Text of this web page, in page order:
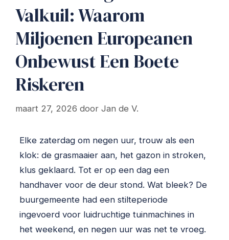
Valkuil: Waarom
Miljoenen Europeanen
Onbewust Een Boete
Riskeren
maart 27, 2026 door Jan de V.
Elke zaterdag om negen uur, trouw als een
klok: de grasmaaier aan, het gazon in stroken,
klus geklaard. Tot er op een dag een
handhaver voor de deur stond. Wat bleek? De
buurgemeente had een stilteperiode
ingevoerd voor luidruchtige tuinmachines in
het weekend, en negen uur was net te vroeg.